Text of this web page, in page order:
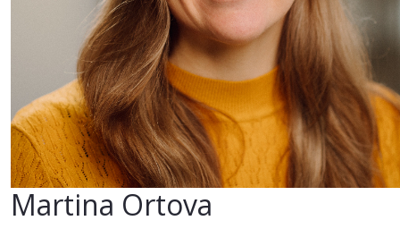
Martina Ortova